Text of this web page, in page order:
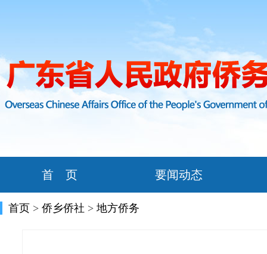
首 页 要闻动态
首页 > 侨乡侨社 > 地方侨务